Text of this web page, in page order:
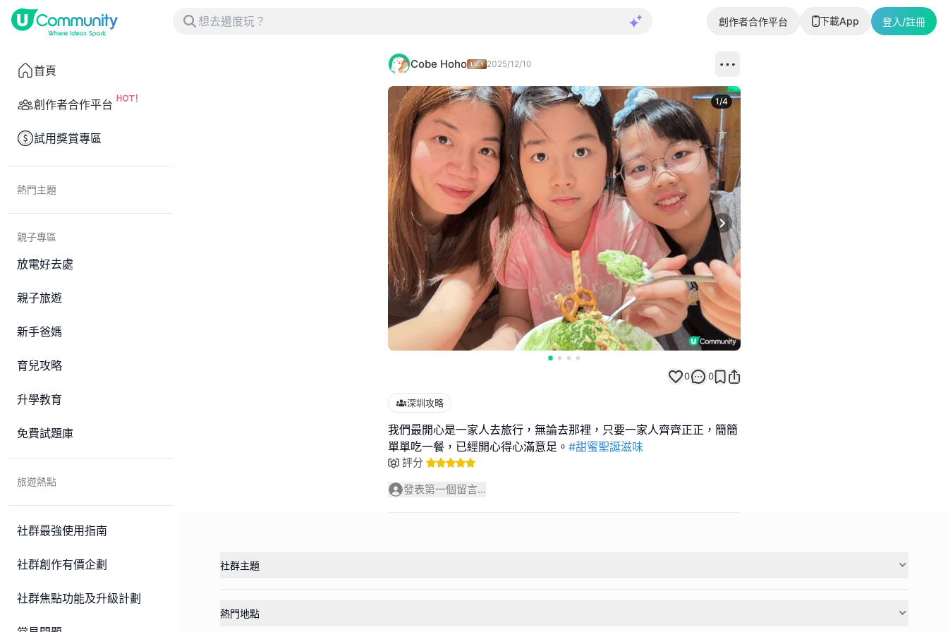
創作者合作平台 下載App 登入/註冊
首頁
創作者合作平台
試用獎賞專區
熱門主題
親子專區
放電好去處
親子旅遊
新手爸媽
育兒攻略
升學教育
免費試題庫
旅遊熱點
社群最強使用指南
社群創作有價企劃
社群焦點功能及升級計劃
Cobe Hoho 2025/12/10
Next slide
1/4
0 0
深圳攻略
我們最開心是一家人去旅行，無論去那裡，只要一家人齊齊正正，簡簡
單單吃一餐，已經開心得心滿意足。 #甜蜜聖誕滋味
評分
發表第一個留言...
社群主題
熱門地點